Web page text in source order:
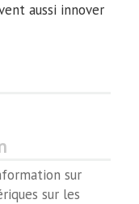
aussi innover
sur
sur les